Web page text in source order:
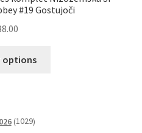
#19 Gostujoči
options
1029izdelkov